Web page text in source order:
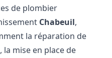
de plombier
Chabeuil,
la réparation de
la mise en place de